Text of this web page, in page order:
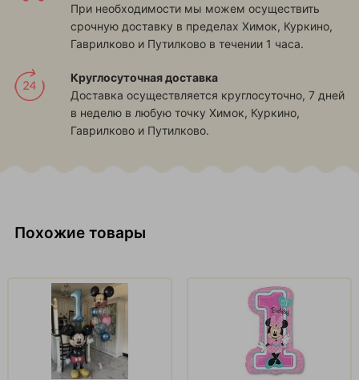
При необходимости мы можем осуществить
срочную доставку в пределах Химок, Куркино,
Гаврилково и Путилково в течении 1 часа.
Круглосуточная доставка
Доставка осуществляется круглосуточно, 7 дней
в неделю в любую точку Химок, Куркино,
Гаврилково и Путилково.
Похожие товары